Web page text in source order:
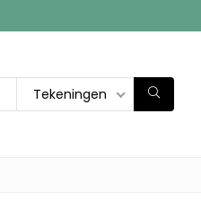
Tekeningen